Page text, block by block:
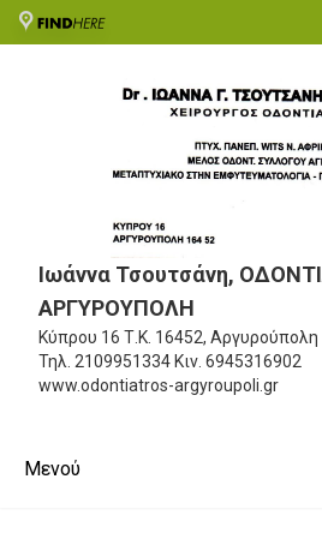
Ιωάννα Τσουτσάνη,
ΑΡΓΥΡΟΥΠΟΛΗ
Κύπρου 16 Τ.Κ. 16452, Αργυρούπολη
Τηλ. 2109951334 Κιν. 6945316902
www.odontiatros-argyroupoli.gr
Μενού